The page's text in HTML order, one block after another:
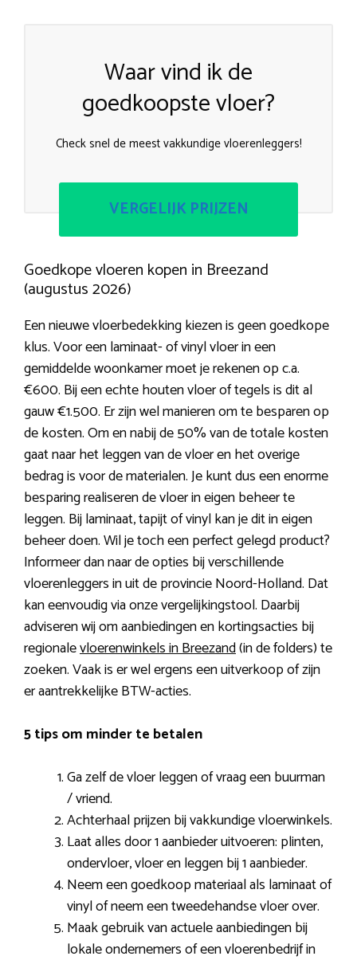
Waar vind ik de
goedkoopste vloer?
Check snel de meest vakkundige vloerenleggers!
VERGELIJK PRIJZEN
Goedkope vloeren kopen in Breezand
(augustus 2026)
Een nieuwe vloerbedekking kiezen is geen goedkope
klus. Voor een laminaat- of vinyl vloer in een
gemiddelde woonkamer moet je rekenen op c.a.
€600. Bij een echte houten vloer of tegels is dit al
gauw €1.500. Er zijn wel manieren om te besparen op
de kosten. Om en nabij de 50% van de totale kosten
gaat naar het leggen van de vloer en het overige
bedrag is voor de materialen. Je kunt dus een enorme
besparing realiseren de vloer in eigen beheer te
leggen. Bij laminaat, tapijt of vinyl kan je dit in eigen
beheer doen. Wil je toch een perfect gelegd product?
Informeer dan naar de opties bij verschillende
vloerenleggers in uit de provincie Noord-Holland. Dat
kan eenvoudig via onze vergelijkingstool. Daarbij
adviseren wij om aanbiedingen en kortingsacties bij
regionalevloerenwinkels in Breezand(in de folders) te
zoeken. Vaak is er wel ergens een uitverkoop of zijn
er aantrekkelijke BTW-acties.
5 tips om minder te betalen
Ga zelf de vloer leggen of vraag een buurman
/ vriend.
Achterhaal prijzen bij vakkundige vloerwinkels.
Laat alles door 1 aanbieder uitvoeren: plinten,
ondervloer, vloer en leggen bij 1 aanbieder.
Neem een goedkoop materiaal als laminaat of
vinyl of neem een tweedehandse vloer over.
Maak gebruik van actuele aanbiedingen bij
lokale ondernemers of een vloerenbedrijf in